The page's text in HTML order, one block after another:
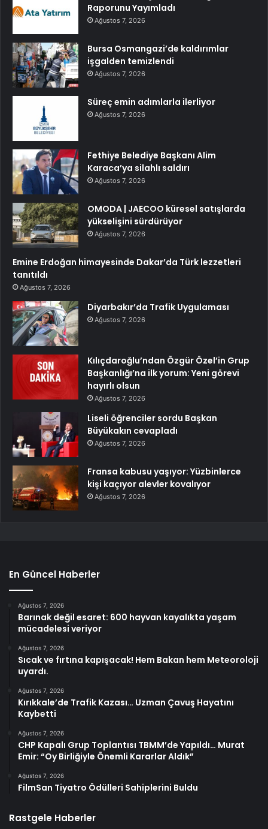
Raporunu Yayımladı
Ağustos 7, 2026
Bursa Osmangazi’de kaldırımlar
işgalden temizlendi
Ağustos 7, 2026
Süreç emin adımlarla ilerliyor
Ağustos 7, 2026
Fethiye Belediye Başkanı Alim
Karaca’ya silahlı saldırı
Ağustos 7, 2026
OMODA | JAECOO küresel satışlarda
yükselişini sürdürüyor
Ağustos 7, 2026
Emine Erdoğan himayesinde Dakar’da Türk lezzetleri
tanıtıldı
Ağustos 7, 2026
Diyarbakır’da Trafik Uygulaması
Ağustos 7, 2026
Kılıçdaroğlu’ndan Özgür Özel’in Grup
Başkanlığı’na ilk yorum: Yeni görevi
hayırlı olsun
Ağustos 7, 2026
Liseli öğrenciler sordu Başkan
Büyükakın cevapladı
Ağustos 7, 2026
Fransa kabusu yaşıyor: Yüzbinlerce
kişi kaçıyor alevler kovalıyor
Ağustos 7, 2026
En Güncel Haberler
Ağustos 7, 2026
Barınak değil esaret: 600 hayvan kayalıkta yaşam
mücadelesi veriyor
Ağustos 7, 2026
Sıcak ve fırtına kapışacak! Hem Bakan hem Meteoroloji
uyardı.
Ağustos 7, 2026
Kırıkkale’de Trafik Kazası… Uzman Çavuş Hayatını
Kaybetti
Ağustos 7, 2026
CHP Kapalı Grup Toplantısı TBMM’de Yapıldı… Murat
Emir: “Oy Birliğiyle Önemli Kararlar Aldık”
Ağustos 7, 2026
FilmSan Tiyatro Ödülleri Sahiplerini Buldu
Rastgele Haberler